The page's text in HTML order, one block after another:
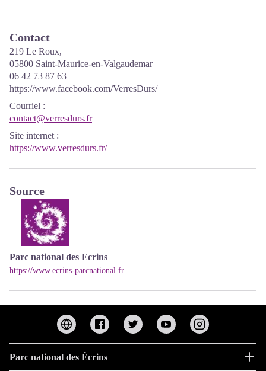
Contact
219 Le Roux,
05800 Saint-Maurice-en-Valgaudemar
06 42 73 87 63
https://www.facebook.com/VerresDurs/
Courriel :
contact@verresdurs.fr
Site internet :
https://www.verresdurs.fr/
Source
Parc national des Ecrins
https://www.ecrins-parcnational.fr
Parc national des Écrins